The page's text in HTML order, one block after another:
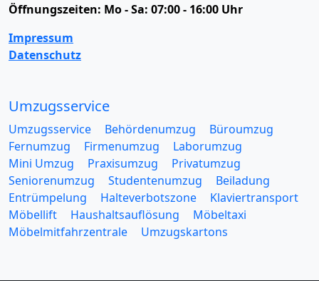
Öffnungszeiten: Mo - Sa: 07:00 - 16:00 Uhr
Impressum
Datenschutz
Umzugsservice
Umzugsservice Behördenumzug
Büroumzug
Fernumzug
Firmenumzug
Laborumzug
Mini Umzug
Praxisumzug
Privatumzug
Seniorenumzug
Studentenumzug
Beiladung
Entrümpelung
Halteverbotszone
Klaviertransport
Möbellift
Haushaltsauflösung
Möbeltaxi
Möbelmitfahrzentrale
Umzugskartons